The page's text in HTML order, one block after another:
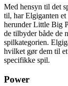
Med hensyn til det
til, har Elgiganten
herunder Little Big
de tilbyder både de
spilkategorien.
hvilket gør dem til
specifikke spil.
Power